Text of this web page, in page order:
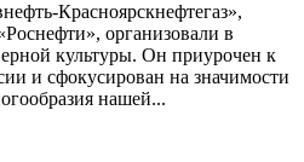
Красноярскнефтегаз»,
организовали в
культуры. Он приурочен к
и сфокусирован на значимости
нашей...